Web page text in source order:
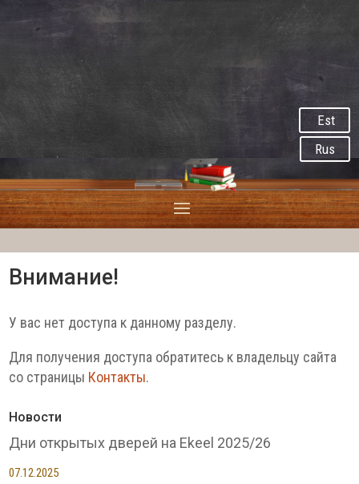
Est
Rus
Внимание!
У вас нет доступа к данному разделу.
Для получения доступа обратитесь к владельцу сайта
со страницы Контакты.
Новости
Дни открытых дверей на Ekeel 2025/26
07.12.2025